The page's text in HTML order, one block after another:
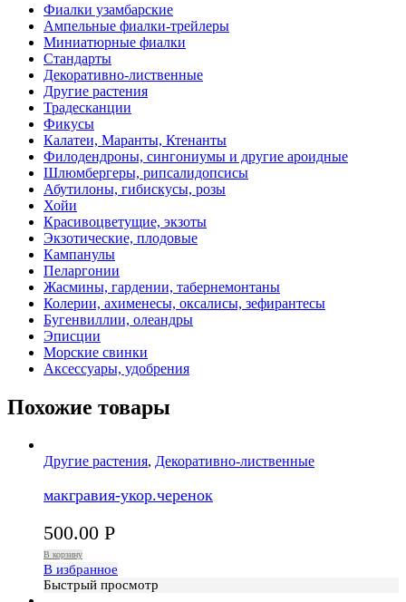
Фиалки узамбарские
Ампельные фиалки-трейлеры
Миниатюрные фиалки
Стандарты
Декоративно-лиственные
Другие растения
Традесканции
Фикусы
Калатеи, Маранты, Ктенанты
Филодендроны, сингониумы и другие ароидные
Шлюмбергеры, рипсалидопсисы
Абутилоны, гибискусы, розы
Хойи
Красивоцветущие, экзоты
Экзотические, плодовые
Кампанулы
Пеларгонии
Жасмины, гардении, табернемонтаны
Колерии, ахименесы, оксалисы, зефирантесы
Бугенвиллии, олеандры
Эписции
Морские свинки
Аксессуары, удобрения
Похожие товары
Другие растения, Декоративно-лиственные
макгравия-укор.черенок
500.00 Р
В корзину
В избранное
Быстрый просмотр